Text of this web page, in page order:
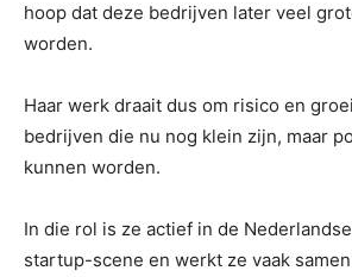
hoop dat deze bedrijven later veel
worden.
Haar werk draait dus om risico en
bedrijven die nu nog klein zijn, maar
kunnen worden.
In die rol is ze actief in de
startup-scene en werkt ze vaak